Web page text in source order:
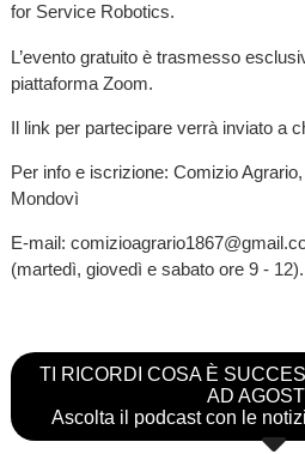
for Service Robotics.
L’evento gratuito è trasmesso
piattaforma Zoom.
Il link per partecipare verrà inviato a
Per info e iscrizione: Comizio
Mondovì
E-mail:
(martedì, giovedì e sabato ore 9 - 12).
TI RICORDI COSA È
AD
Ascolta il podcast con le